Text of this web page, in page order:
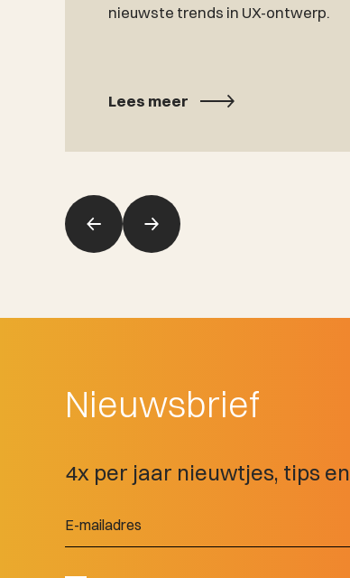
nieuwste trends in UX-ontwerp.
Lees meer
Nieuwsbrief
4x per jaar nieuwtjes, tips